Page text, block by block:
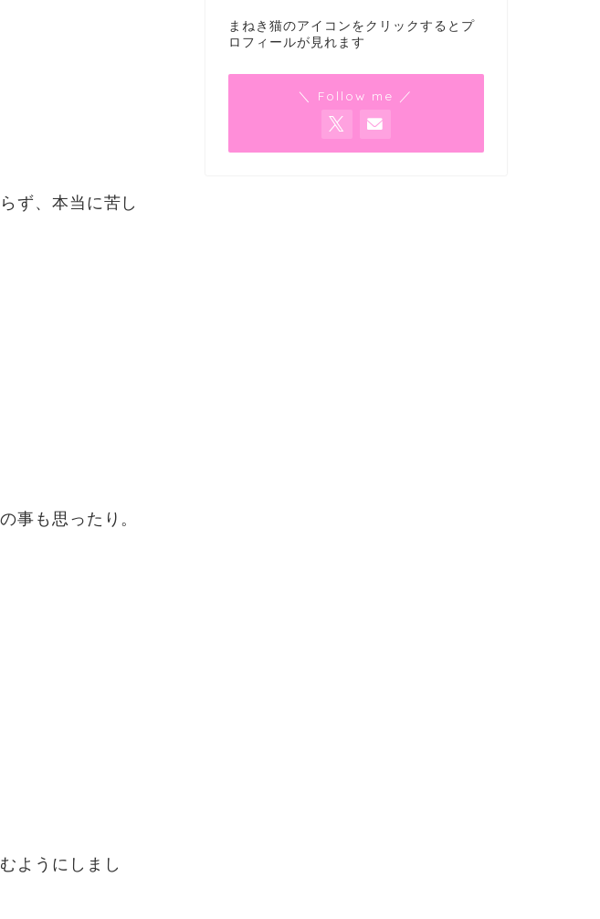
ず、本当に苦し
事も思ったり。
ようにしまし
まねき猫のアイコンをクリックするとプ
ロフィールが見れます
＼ Follow me ／